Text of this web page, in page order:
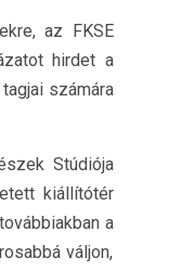
az FKSE
hirdet a
számára
Stúdiója
kiállítótér
a
váljon,